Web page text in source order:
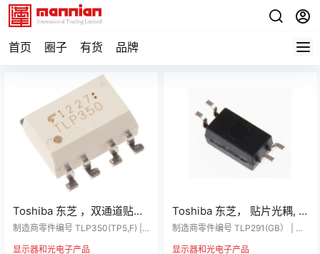
首页 圈子 有货 品牌
Toshiba 东芝 ，双通道贴片
光耦, 8针, IGBT 栅极驱动，
制造商零件编号 TLP350(TP5,F) |
器，IGBT/MOSFET 栅极驱动，Tos
显示器和光电子产品
Toshiba 东芝， 贴片光耦, 4
针, 晶体管输出, SO4封装,
制造商零件编号 TLP291(GB） | 制
器，晶体管输出，TLP291/TLP293
显示器和光电子产品